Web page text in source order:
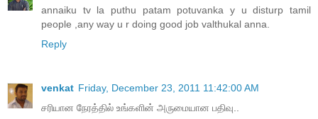
annaiku tv la puthu patam potuvanka y u disturp tamil
people ,any way u r doing good job valthukal anna.
Reply
venkat Friday, December 23, 2011 11:42:00 AM
சரியான நேரத்தில் உங்களின் அருமையான பதிவு..